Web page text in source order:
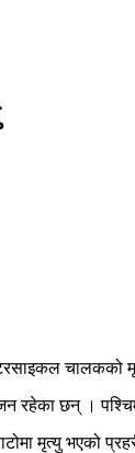
चालकको
रहेका छन् ।
मृत्यु भएको